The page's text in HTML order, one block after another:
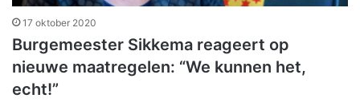
17 oktober 2020
Burgemeester Sikkema reageert op
nieuwe maatregelen: “We kunnen het,
echt!”